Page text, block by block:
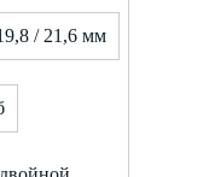
/ 21,6 мм